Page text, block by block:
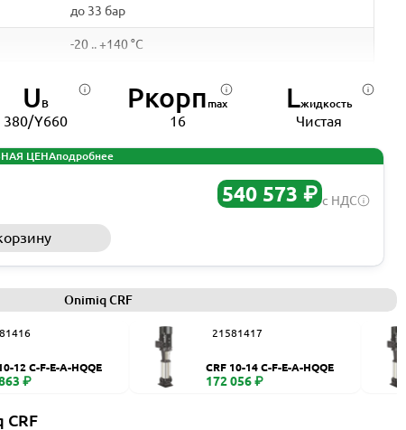
до 33 бар
-20 .. +140 °C
Нерж. сталь AISI 304
0,37 - 110 кВт
1,2 - 205 А
U В
380/Y660
Pкорп max
16
Lжидкость
Чистая
ЦЕНАподробнее
540 573 ₽ с НДС
Onimiq CRF
12 C-F-E-A-HQQE
₽
21581417
CRF 10-14 C-F-E-A-HQQE
172 056 ₽
CRF